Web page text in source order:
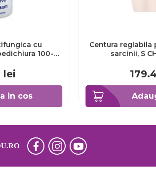
in cos
cu
100-ml
lei
Centura reglabila
sarcinii, S